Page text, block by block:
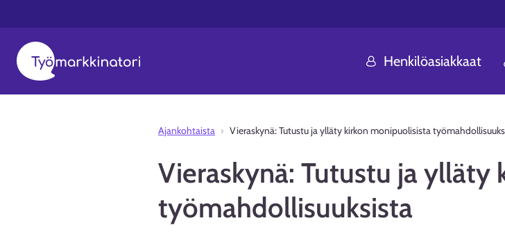
Henkilöasiakkaat
Ajankohtaista Vieraskynä: Tutustu ja ylläty kirkon monipuolisista
Vieraskynä: Tutustu ja
työmahdollisuuksista